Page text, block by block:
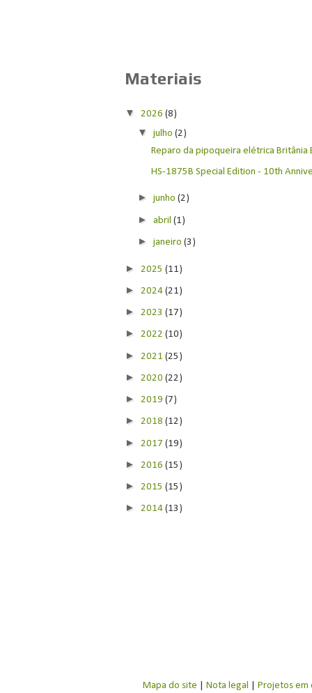
Materiais
▼ 2026(8)
▼julho(2)
Reparo da pipoqueira elétrica Britânia
HS-1875B Special Edition - 10th
►junho(2)
►abril(1)
►janeiro(3)
► 2025(11)
► 2024(21)
► 2023(17)
► 2022(10)
► 2021(25)
► 2020(22)
► 2019(7)
► 2018(12)
► 2017(19)
► 2016(15)
► 2015(15)
► 2014(13)
Mapa do site Nota legal Projetos em